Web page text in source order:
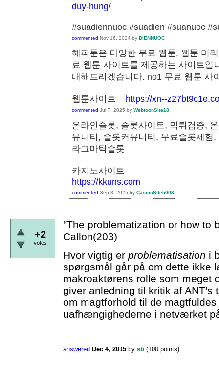
duy-hung/
#suadiennuoc #suadien #suanuoc
commented Nov 16, 2024 by DIENNUOC
해피툰은 다양한 무료 웹툰, 웹툰 미
료 웹툰 사이트를 제공하는 사이트
내해드리겠습니다. no1 무료 웹툰 사
웹툰사이트 https://xn--
commented Jul 7, 2025 by WebtoonSite18
온라인슬롯, 슬롯사이트, 먹튀검증,
뮤니티, 슬롯커뮤니티, 무료슬롯체험
라그마틱슬롯
카지노사이트
https://kkuns.com
commented Sep 8, 2025 by CasinoSite5003
+2
votes
"The problematization or how to
Callon(203)
Hvor vigtig er problematisation i
spørgsmål går på om dette ikke
makroaktørens rolle som meget
giver anledning til kritik af ANT's
om magtforhold til de
uafhængighederne i netværket
answered Dec 4, 2015 by sb (100 points)